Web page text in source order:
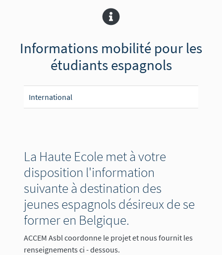
Informations mobilité pour les
étudiants espagnols
International
La Haute Ecole met à votre
disposition l'information
suivante à destination des
jeunes espagnols désireux de se
former en Belgique.
ACCEM Asbl coordonne le projet et nous fournit les
renseignements ci - dessous.